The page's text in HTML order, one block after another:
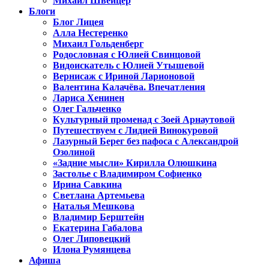
Блоги
Блог Лицея
Алла Нестеренко
Михаил Гольденберг
Родословная с Юлией Свинцовой
Видоискатель с Юлией Утышевой
Вернисаж с Ириной Ларионовой
Валентина Калачёва. Впечатления
Лариса Хенинен
Олег Гальченко
Культурный променад с Зоей Арнаутовой
Путешествуем с Лидией Винокуровой
Лазурный Берег без пафоса с Александрой
Озолиной
«Задние мысли» Кирилла Олюшкина
Застолье с Владимиром Софиенко
Ирина Савкина
Светлана Артемьева
Наталья Мешкова
Владимир Берштейн
Екатерина Габалова
Олег Липовецкий
Илона Румянцева
Афиша